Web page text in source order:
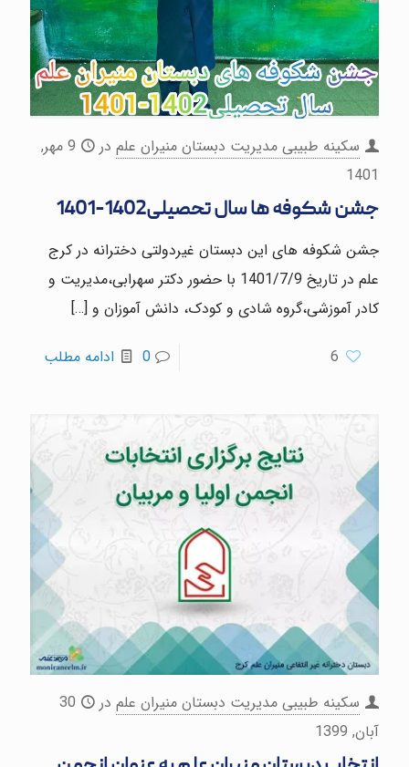
سکینه طبیبی مدیریت دبستان منیران علم در
9 مهر,
1401
جشن شکوفه ها سال تحصیلی1402-1401
جشن شکوفه های این دبستان غیردولتی دخترانه در کرج
علم در تاریخ 1401/7/9 با حضور دکتر سهرابی،مدیریت و
کادر آموزشی،گروه شادی و کودک، دانش آموزان و […]
6
0 ادامه مطلب
سکینه طبیبی مدیریت دبستان منیران علم در
30
آبان, 1399